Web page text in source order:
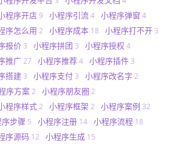
程序开店9 小程序引流4 小程序弹窗 4
序怎么用 2 小程序成本 18 小程序打不开 3
报价 3 小程序拼团 3 小程序授权 4
推广27 小程序推荐4 小程序插件 3
搭建 3 小程序支付 3 小程序改名字 2
序方案2 小程序朋友圈 2
程序样式2 小程序框架 2 小程序案例 32
步骤 5 小程序注册 14 小程序流程 18
序源码 12 小程序生成 15